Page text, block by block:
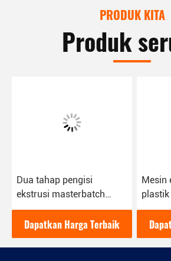
PRODUK KITA
Produk
Dua tahap pengisi
ekstrusi masterbatch
mesin sekrup tunggal &
kembar
Dapatkan Harga Terbaik
Mesin
plastik
untuk